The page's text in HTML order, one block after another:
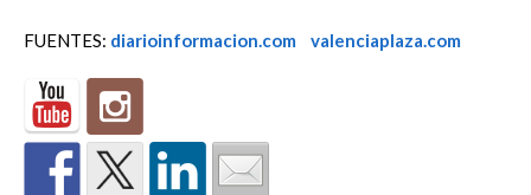
FUENTES: diarioinformacion.com valenciaplaza.com